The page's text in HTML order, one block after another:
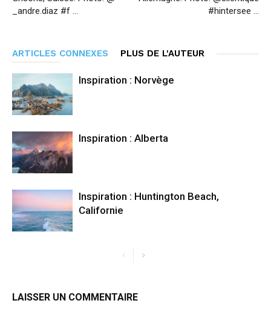
_andre.diaz #f …
#hintersee …
ARTICLES CONNEXES PLUS DE L'AUTEUR
Inspiration : Norvège
Inspiration : Alberta
Inspiration : Huntington Beach,
Californie
LAISSER UN COMMENTAIRE